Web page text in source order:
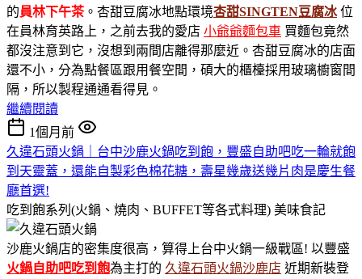
的員林下午茶。杏甜豆腐冰地點環境杏甜SINGTEN豆腐冰 位
在員林育英路上，之前去我的愛店 小爺爺麵包車 買麵包竟然
都沒注意到它，沒想到兩間店離得那麼近。杏甜豆腐冰的店面
還不小，分為點餐區跟用餐空間，碩大的櫃檯採用玻璃櫥窗間
隔，所以製程通通看得見。
繼續閱讀
1個月前
久違石頭火鍋｜台中沙鹿火鍋吃到飽，豐盛自助吧吃一輪就飽
到天靈蓋，還能自製彩色棉花糖，壽星幾歲送幾片肉是慶生餐
廳首選!
吃到飽系列(火鍋、燒肉、BUFFET等各式料理) 美味食記
沙鹿火鍋店的密集度很高，算得上台中火鍋一級戰區! 以豐盛
火鍋自助吧吃到飽為主打的 久違石頭火鍋沙鹿店 近期新裝登